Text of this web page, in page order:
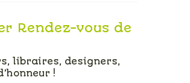
Rendez-vous de
libraires, designers,
!